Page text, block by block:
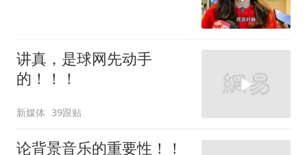
讲真，是球网先动手
的！！！
新媒体 39跟贴
论背景音乐的重要性！！